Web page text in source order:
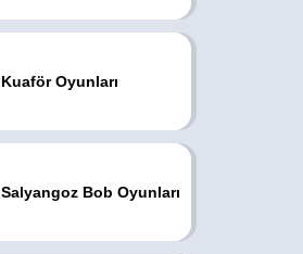
Kuaför Oyunları
Salyangoz Bob Oyunları